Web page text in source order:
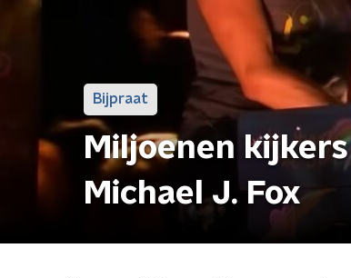
Bijpraat
Miljoenen
Michael J. Fox